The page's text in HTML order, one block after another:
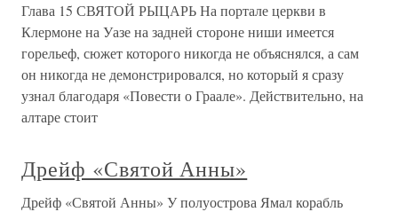
Глава 15 СВЯТОЙ РЫЦАРЬ На портале церкви в
Клермоне на Уазе на задней стороне ниши имеется
горельеф, сюжет которого никогда не объяснялся, а сам
он никогда не демонстрировался, но который я сразу
узнал благодаря «Повести о Граале». Действительно, на
алтаре стоит
Дрейф «Святой Анны»
Дрейф «Святой Анны» У полуострова Ямал корабль